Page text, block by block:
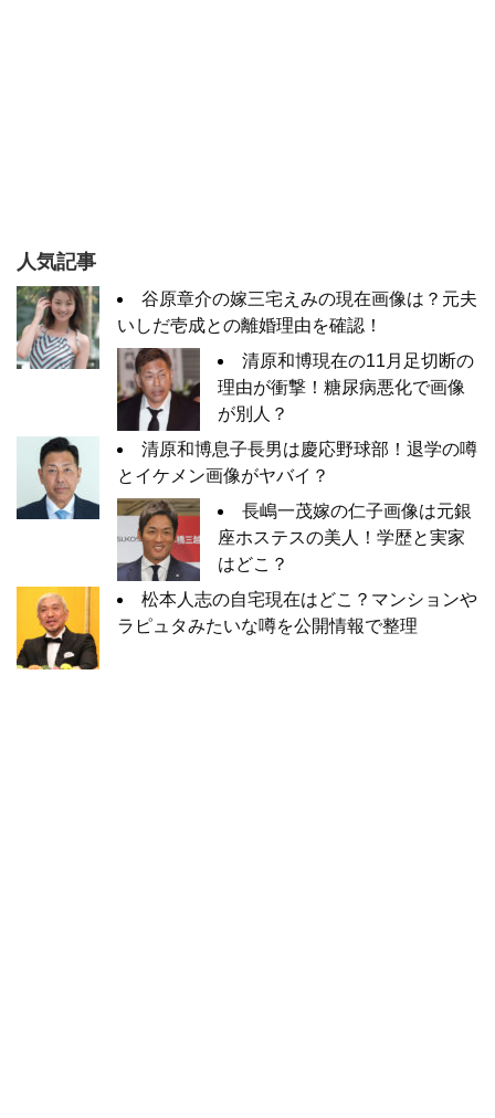
人気記事
谷原章介の嫁三宅えみの現在画像は？元夫
いしだ壱成との離婚理由を確認！
清原和博現在の11月足切断の
理由が衝撃！糖尿病悪化で画像
が別人？
清原和博息子長男は慶応野球部！退学の噂
とイケメン画像がヤバイ？
長嶋一茂嫁の仁子画像は元銀
座ホステスの美人！学歴と実家
はどこ？
松本人志の自宅現在はどこ？マンションや
ラピュタみたいな噂を公開情報で整理